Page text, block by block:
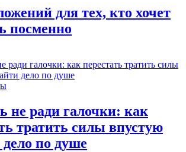
для тех, кто хочет
посменно
не ради галочки: как
тратить силы впустую
по душе